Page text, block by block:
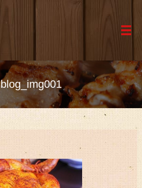
メ
blog_img001